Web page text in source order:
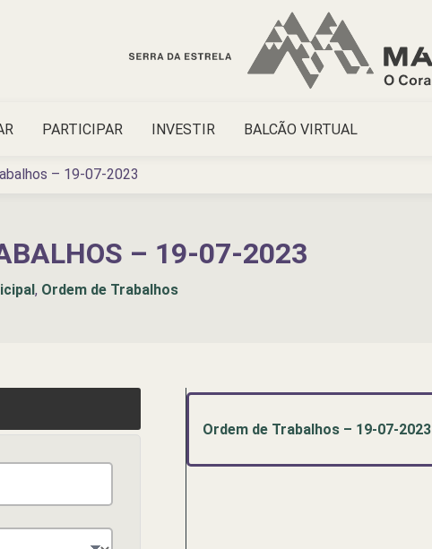
PARTICIPAR INVESTIR BALCÃO VIRTUAL
– 19-07-2023
– 19-07-2023
, Ordem de Trabalhos
Ordem de Trabalhos – 19-07-2023